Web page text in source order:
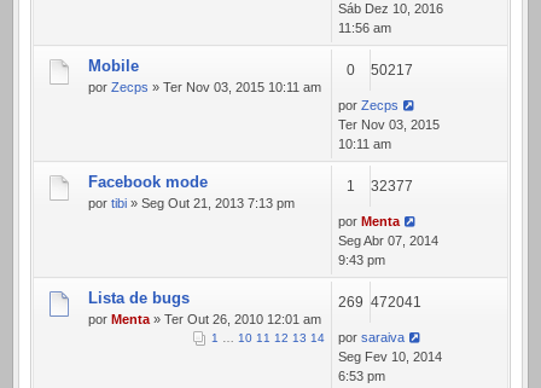
Sáb Dez 10, 2016
11:56 am
Mobile
por Zecps » Ter Nov 03, 2015 10:11 am
0 50217
por Zecps
Ter Nov 03, 2015
10:11 am
Facebook mode
por tibi » Seg Out 21, 2013 7:13 pm
1 32377
por Menta
Seg Abr 07, 2014
9:43 pm
Lista de bugs
por Menta » Ter Out 26, 2010 12:01 am
1 … 10 11 12 13 14
269 472041
por saraiva
Seg Fev 10, 2014
6:53 pm